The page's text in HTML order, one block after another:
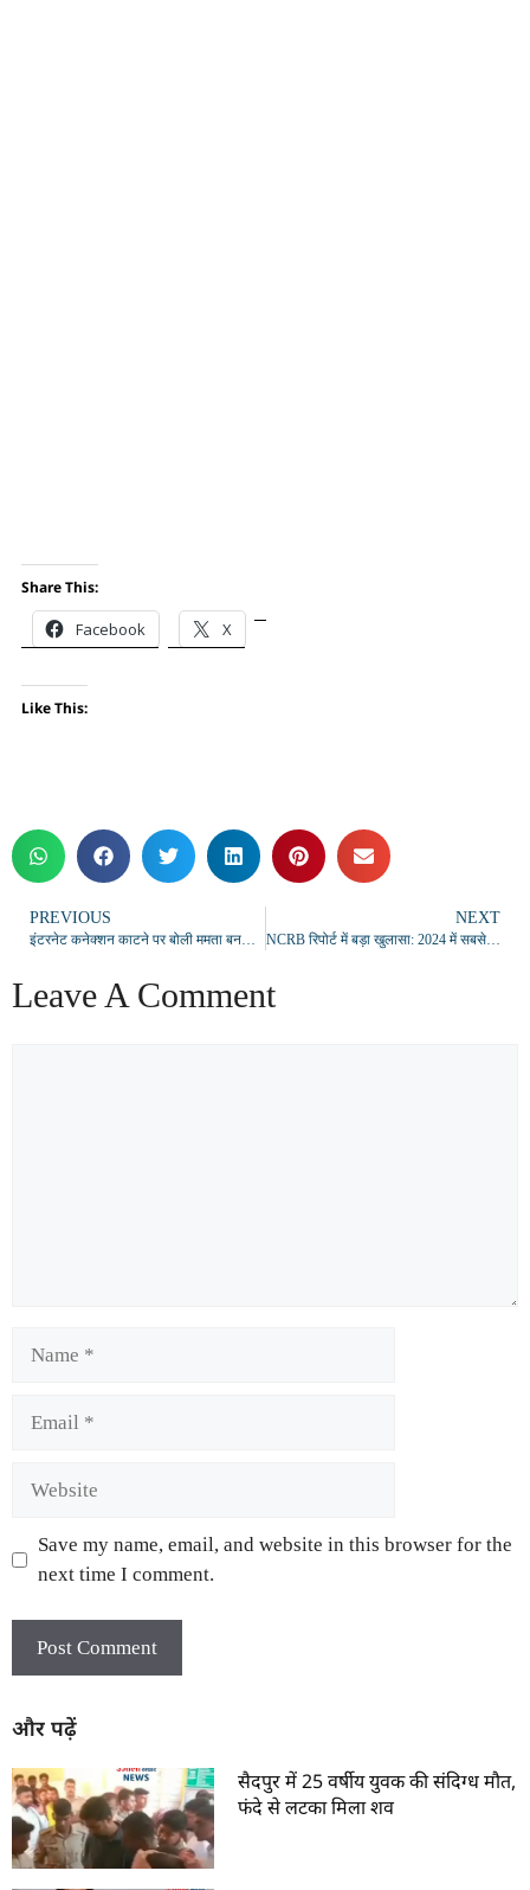
Share This:
Facebook X
Like This:
PREVIOUS
इंटरनेट कनेक्शन काटने पर बोली ममता बनर्जी – “2-3 दिन तक कोई कॉल या मैसेज नहीं आया”
NEXT
NCRB रिपोर्ट में बड़ा खुलासा: 2024 में सबसे ज्यादा दिहाड़ी मजदूरों ने की आत्महत्या
Leave A Comment
Save my name, email, and website in this browser for the
next time I comment.
और पढ़ें
सैदपुर में 25 वर्षीय युवक की संदिग्ध मौत,
फंदे से लटका मिला शव